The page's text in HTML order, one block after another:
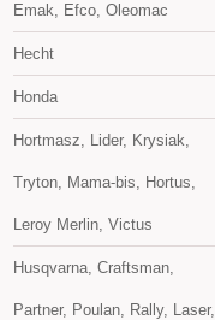
Emak, Efco, Oleomac
Hecht
Honda
Hortmasz, Lider, Krysiak,
Tryton, Mama-bis, Hortus,
Leroy Merlin, Victus
Husqvarna, Craftsman,
Partner, Poulan, Rally, Laser,